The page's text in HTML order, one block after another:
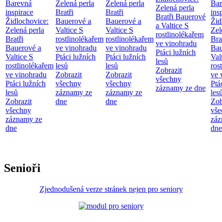
Barevná
inspirace
Židlochovice:
Zelená perla
Bratři
Bauerové a
Valtice S
rostlinolékařem
ve vinohradu
Ptáci lužních
lesů
Zobrazit
všechny
záznamy ze
dne
Zelená perla
Bratři
Bauerové a
Valtice S
rostlinolékařem
ve vinohradu
Ptáci lužních
lesů
Zobrazit
všechny
záznamy ze
dne
Zelená perla
Bratři
Bauerové a
Valtice S
rostlinolékařem
ve vinohradu
Ptáci lužních
lesů
Zobrazit
všechny
záznamy ze
dne
Zelená perla
Bratři Bauerové
a Valtice S
rostlinolékařem
ve vinohradu
Ptáci lužních
lesů
Zobrazit
všechny
záznamy ze dne
ve
dne
Senioři
Zjednodušená verze stránek nejen pro seniory